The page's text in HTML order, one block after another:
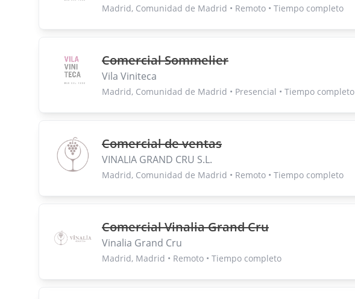
Madrid, Comunidad de Madrid • Remoto • Tiempo completo
Comercial Sommelier
Vila Viniteca
Madrid, Comunidad de Madrid • Presencial • Tiempo completo
Comercial de ventas
VINALIA GRAND CRU S.L.
Madrid, Comunidad de Madrid • Remoto • Tiempo completo
Comercial Vinalia Grand Cru
Vinalia Grand Cru
Madrid, Madrid • Remoto • Tiempo completo